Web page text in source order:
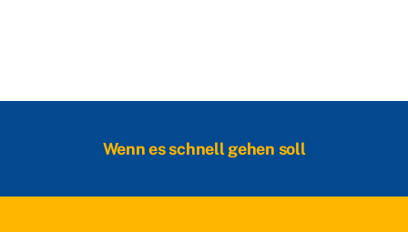
Wenn es schnell gehen soll